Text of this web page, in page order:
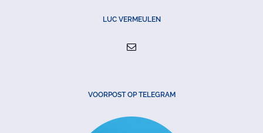
LUC VERMEULEN
VOORPOST OP TELEGRAM